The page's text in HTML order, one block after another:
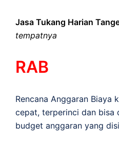
Jasa Tukang Harian
tempatnya
RAB
Rencana Anggaran Biaya
cepat, terperinci dan bisa
budget anggaran yang